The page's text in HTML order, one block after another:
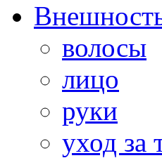
волосы
лицо
руки
уход за